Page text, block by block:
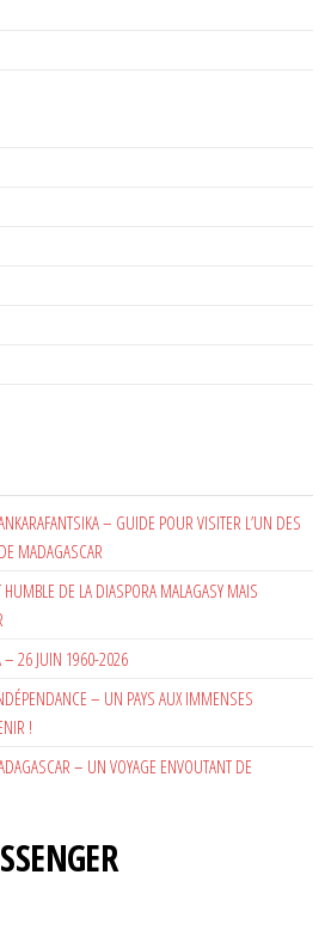
– GUIDE POUR VISITER L’UN DES
MADAGASCAR
DE LA DIASPORA MALAGASY MAIS
– 26 JUIN 1960-2026
– UN PAYS AUX IMMENSES
!
– UN VOYAGE ENVOUTANT DE